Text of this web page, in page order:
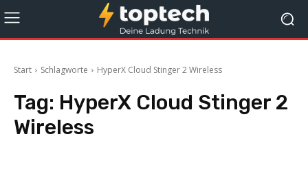
Start Schlagworte HyperX Cloud Stinger 2 Wireless
Tag: HyperX Cloud Stinger 2
Wireless